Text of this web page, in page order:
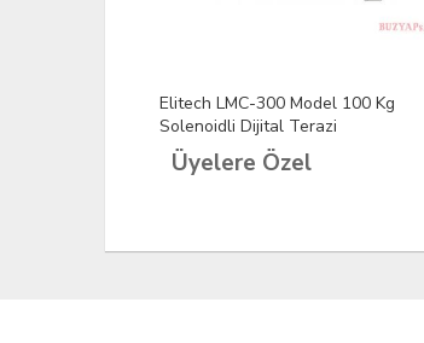
Elitech LMC-300 Model 100 Kg
Solenoidli Dijital Terazi
Üyelere Özel